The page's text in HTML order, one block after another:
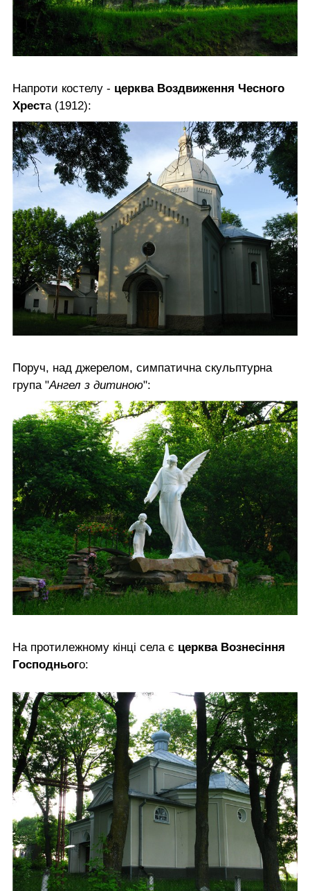
Напроти костелу - церква Воздвиження Чесного
Хреста (1912):
Поруч, над джерелом, симпатична скульптурна
група "Ангел з дитиною":
На протилежному кінці села є церква Вознесіння
Господнього: